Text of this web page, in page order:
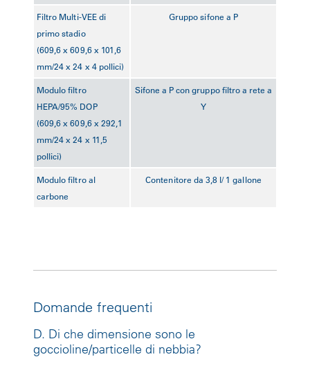
Filtro Multi-VEE di
primo stadio
(609,6 x 609,6 x 101,6
mm/24 x 24 x 4 pollici)
Gruppo sifone a P
Modulo filtro
HEPA/95% DOP
(609,6 x 609,6 x 292,1
mm/24 x 24 x 11,5
pollici)
Sifone a P con gruppo filtro a rete a
Y
Modulo filtro al
carbone
Contenitore da 3,8 l/ 1 gallone​
Domande frequenti
D. Di che dimensione sono le
goccioline/particelle di nebbia?